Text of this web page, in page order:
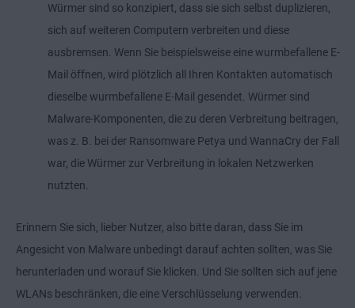
Würmer sind so konzipiert, dass sie sich selbst duplizieren,
sich auf weiteren Computern verbreiten und diese
ausbremsen. Wenn Sie beispielsweise eine wurmbefallene E-
Mail öffnen, wird plötzlich all Ihren Kontakten automatisch
dieselbe wurmbefallene E-Mail gesendet. Würmer sind
Malware-Komponenten, die zu deren Verbreitung beitragen,
was z. B. bei der Ransomware Petya und WannaCry der Fall
war, die Würmer zur Verbreitung in lokalen Netzwerken
nutzten.
Erinnern Sie sich, lieber Nutzer, also bitte daran, dass Sie im
Angesicht von Malware unbedingt darauf achten sollten, was Sie
herunterladen und worauf Sie klicken. Und Sie sollten sich auf jene
WLANs beschränken, die eine Verschlüsselung verwenden.